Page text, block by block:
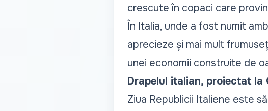
crescute în copaci care
În Italia, unde a fost numit
aprecieze și mai mult
unei economii construite de
Drapelul italian, proiectat la
Ziua Republicii Italiene este